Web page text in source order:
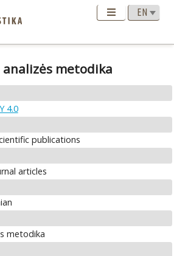
metodika
4.0
publications
articles
metodika